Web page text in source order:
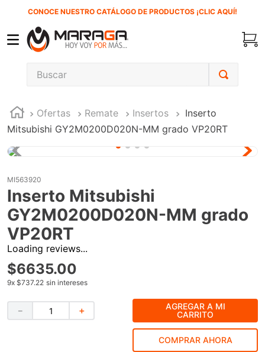
CONOCE NUESTRO CATÁLOGO DE PRODUCTOS ¡CLIC AQUÍ!
Buscar
Ofertas Remate Insertos
Inserto
Mitsubishi GY2M0200D020N-MM grado VP20RT
MI563920
Inserto Mitsubishi
GY2M0200D020N-MM grado
VP20RT
Loading reviews...
$6635.00
9x $737.22 sin intereses
＋
－
AGREGAR A MI
CARRITO
COMPRAR AHORA
1
carbones
inversora
5.
sierra cinta
6.
sierra sable
lenox